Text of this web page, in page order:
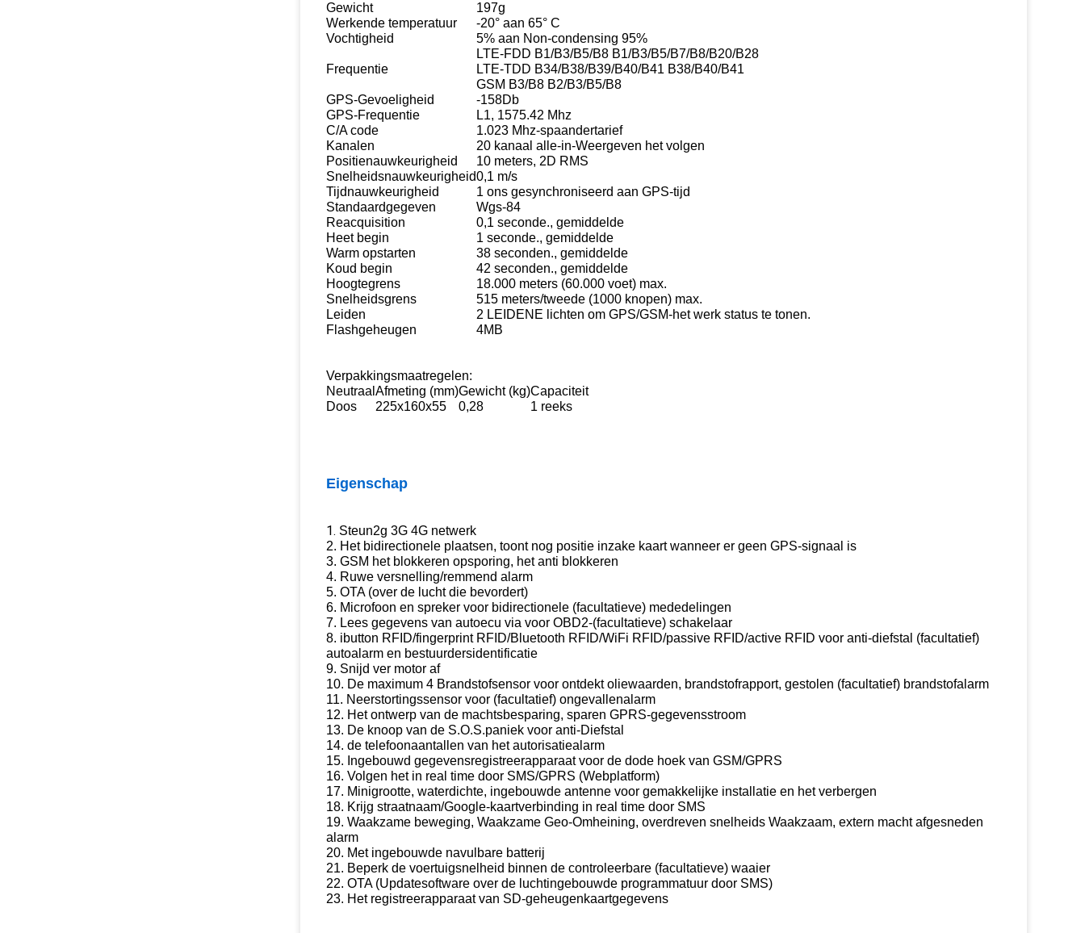
Gewicht
197g
Werkende temperatuur
-20° aan 65° C
Vochtigheid
5% aan Non-condensing 95%
Frequentie
LTE-FDD B1/B3/B5/B8 B1/B3/B5/B7/B8/B20/B28
LTE-TDD B34/B38/B39/B40/B41 B38/B40/B41
GSM B3/B8 B2/B3/B5/B8
GPS-Gevoeligheid
-158Db
GPS-Frequentie
L1, 1575.42 Mhz
C/A code
1.023 Mhz-spaandertarief
Kanalen
20 kanaal alle-in-Weergeven het volgen
Positienauwkeurigheid
10 meters, 2D RMS
Snelheidsnauwkeurigheid0,1 m/s
Tijdnauwkeurigheid
1 ons gesynchroniseerd aan GPS-tijd
Standaardgegeven
Wgs-84
Reacquisition
0,1 seconde., gemiddelde
Heet begin
1 seconde., gemiddelde
Warm opstarten
38 seconden., gemiddelde
Koud begin
42 seconden., gemiddelde
Hoogtegrens
18.000 meters (60.000 voet) max.
Snelheidsgrens
515 meters/tweede (1000 knopen) max.
Leiden
2 LEIDENE lichten om GPS/GSM-het werk status te tonen.
Flashgeheugen
4MB
Verpakkingsmaatregelen:
Neutraal Afmeting (mm)Gewicht (kg)Capaciteit
Doos
225x160x55 0,28 1 reeks
Eigenschap
1. Steun2g 3G 4G netwerk
2. Het bidirectionele plaatsen, toont nog positie inzake kaart wanneer er geen GPS-signaal is
3. GSM het blokkeren opsporing, het anti blokkeren
4. Ruwe versnelling/remmend alarm
5. OTA (over de lucht die bevordert)
6. Microfoon en spreker voor bidirectionele (facultatieve) mededelingen
7. Lees gegevens van autoecu via voor OBD2-(facultatieve) schakelaar
8. ibutton RFID/fingerprint RFID/Bluetooth RFID/WiFi RFID/passive RFID/active RFID voor anti-diefstal (facultatief)
autoalarm en bestuurdersidentificatie
9. Snijd ver motor af
10. De maximum 4 Brandstofsensor voor ontdekt oliewaarden, brandstofrapport, gestolen (facultatief) brandstofalarm
11. Neerstortingssensor voor (facultatief) ongevallenalarm
12. Het ontwerp van de machtsbesparing, sparen GPRS-gegevensstroom
13. De knoop van de S.O.S.paniek voor anti-Diefstal
14. de telefoonaantallen van het autorisatiealarm
15. Ingebouwd gegevensregistreerapparaat voor de dode hoek van GSM/GPRS
16. Volgen het in real time door SMS/GPRS (Webplatform)
17. Minigrootte, waterdichte, ingebouwde antenne voor gemakkelijke installatie en het verbergen
18. Krijg straatnaam/Google-kaartverbinding in real time door SMS
19. Waakzame beweging, Waakzame Geo-Omheining, overdreven snelheids Waakzaam, extern macht afgesneden
alarm
20. Met ingebouwde navulbare batterij
21. Beperk de voertuigsnelheid binnen de controleerbare (facultatieve) waaier
22. OTA (Updatesoftware over de luchtingebouwde programmatuur door SMS)
23. Het registreerapparaat van SD-geheugenkaartgegevens